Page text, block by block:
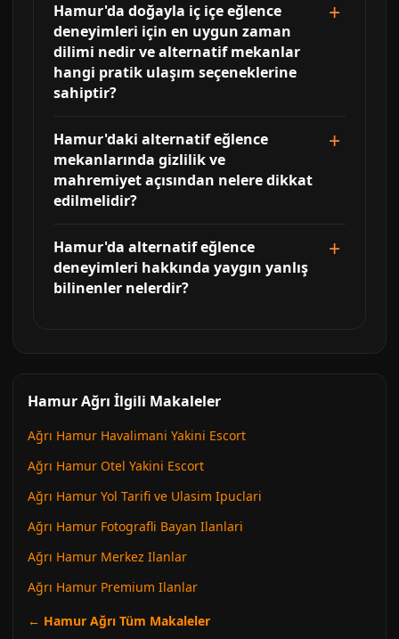
Hamur'da doğayla iç içe eğlence
deneyimleri için en uygun zaman
dilimi nedir ve alternatif mekanlar
hangi pratik ulaşım seçeneklerine
sahiptir?
Hamur'daki alternatif eğlence
mekanlarında gizlilik ve
mahremiyet açısından nelere dikkat
edilmelidir?
Hamur'da alternatif eğlence
deneyimleri hakkında yaygın yanlış
bilinenler nelerdir?
Hamur Ağrı İlgili Makaleler
Ağrı Hamur Havalimani Yakini Escort
Ağrı Hamur Otel Yakini Escort
Ağrı Hamur Yol Tarifi ve Ulasim Ipuclari
Ağrı Hamur Fotografli Bayan Ilanlari
Ağrı Hamur Merkez Ilanlar
Ağrı Hamur Premium Ilanlar
← Hamur Ağrı Tüm Makaleler